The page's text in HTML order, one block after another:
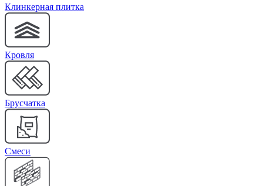
Клинкерная плитка
Кровля
Брусчатка
Cмеси